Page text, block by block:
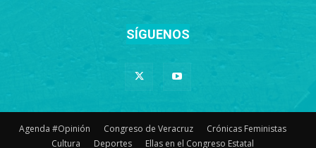
SÍGUENOS
Agenda #Opinión Congreso de Veracruz
Crónicas Feministas
Cultura
Deportes Ellas en el Congreso Estatal